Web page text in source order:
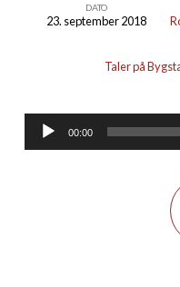
DATO
23. september 2018
Taler på
Lydavspelar
00:00